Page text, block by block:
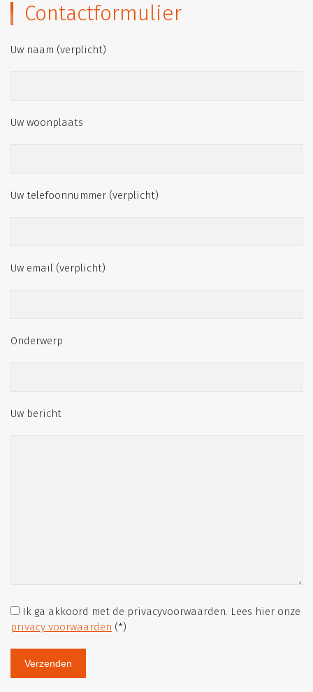
Contactformulier
Uw naam (verplicht)
Uw woonplaats
Uw telefoonnummer (verplicht)
Uw email (verplicht)
Onderwerp
Uw bericht
Ik ga akkoord met de privacyvoorwaarden. Lees hier onze
privacy voorwaarden (*)